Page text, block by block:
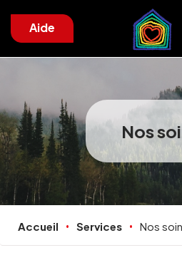
Aide
Nos
Accueil Services Nos